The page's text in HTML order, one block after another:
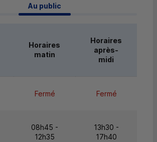
Au public
Horaires
matin
Horaires
après-
midi
Fermé Fermé
08h45 -
12h35
13h30 -
17h40